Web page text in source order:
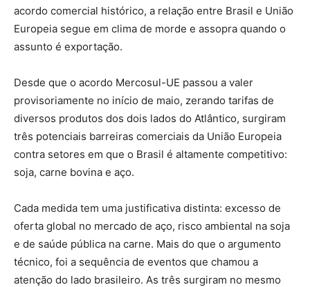
acordo comercial histórico, a relação entre Brasil e União
Europeia segue em clima de morde e assopra quando o
assunto é exportação.
Desde que o acordo Mercosul-UE passou a valer
provisoriamente no início de maio, zerando tarifas de
diversos produtos dos dois lados do Atlântico, surgiram
três potenciais barreiras comerciais da União Europeia
contra setores em que o Brasil é altamente competitivo:
soja, carne bovina e aço.
Cada medida tem uma justificativa distinta: excesso de
oferta global no mercado de aço, risco ambiental na soja
e de saúde pública na carne. Mais do que o argumento
técnico, foi a sequência de eventos que chamou a
atenção do lado brasileiro. As três surgiram no mesmo